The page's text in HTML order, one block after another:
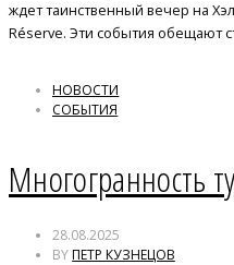
ждет таинственный вечер на
Réserve. Эти события обещают
НОВОСТИ
СОБЫТИЯ
Многогранность
28.08.2025
BYПЕТР КУЗНЕЦОВ